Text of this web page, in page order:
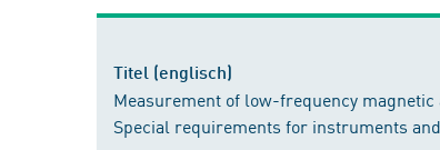
Titel (englisch)
Measurement of low-frequency
Special requirements for instruments